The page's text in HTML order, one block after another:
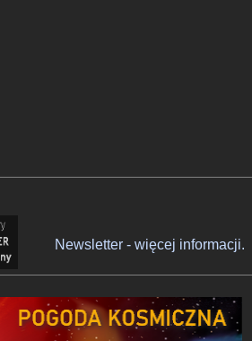
Newsletter - więcej informacji.